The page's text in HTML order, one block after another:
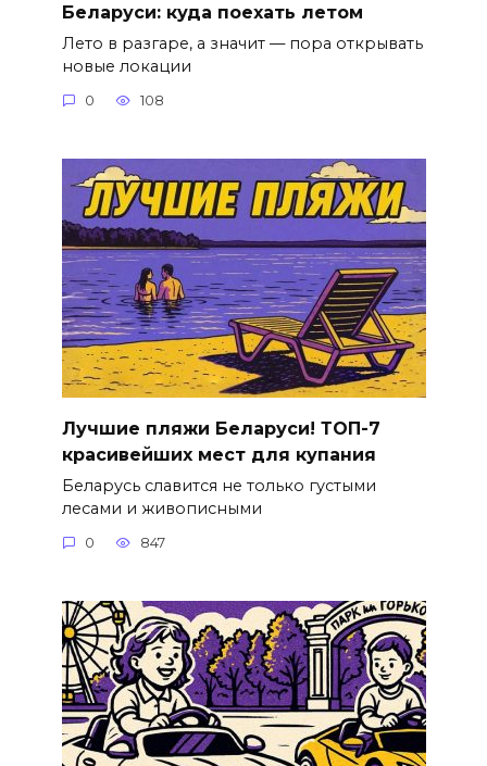
Беларуси: куда поехать летом
Лето в разгаре, а значит — пора открывать
новые локации
0 108
Лучшие пляжи Беларуси! ТОП-7
красивейших мест для купания
Беларусь славится не только густыми
лесами и живописными
0 847